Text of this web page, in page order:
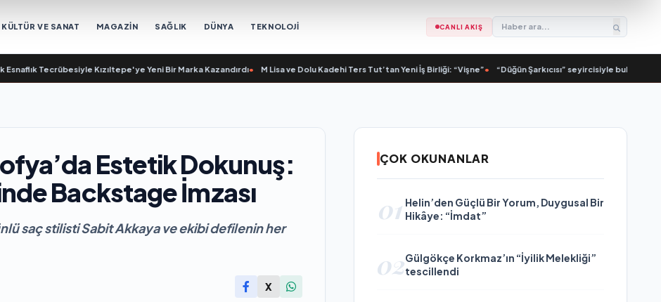
KÜLTÜR VE SANAT MAGAZİN SAĞLIK DÜNYA TEKNOLOJİ CANLI AKIŞ
Tecrübesiyle Kızıltepe'ye Yeni Bir Marka Kazandırdı• M Lisa ve Dolu Kadehi Ters Tut’tan Yeni İş Birliği: “Vişne” • “Düğün Şarkıcısı” seyircisiyle buluşmak için gün
Estetik Dokunuş:
Backstage İmzası
saç stilisti Sabit Akkaya ve ekibi defilenin her
X
ÇOK OKUNANLAR
01 Helin’den Güçlü Bir Yorum, Duygusal Bir
Hikâye: “İmdat”
02Gülgökçe Korkmaz’ın “İyilik Melekliği”
tescillendi